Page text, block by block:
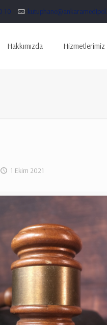
10
Hakkımızda Hizmetlerimiz
1 Ekim 2021